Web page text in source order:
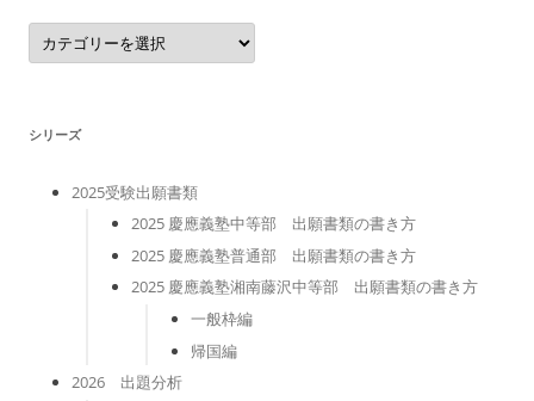
カ
テ
ゴ
シリーズ
2025受験出願書類
2025 慶應義塾中等部 出願書類の書き方
2025 慶應義塾普通部 出願書類の書き方
2025 慶應義塾湘南藤沢中等部 出願書類の書き方
一般枠編
帰国編
2026 出題分析